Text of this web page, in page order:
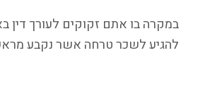
במקרה בו אתם זקוקים לעורך דין
להגיע לשכר טרחה אשר נקבע